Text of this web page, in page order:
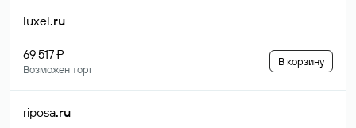
luxel.ru
69 517 ₽
Возможен торг
В корзину
riposa.ru